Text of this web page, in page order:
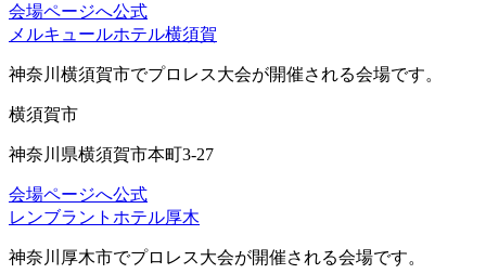
会場ページへ公式
メルキュールホテル横須賀
神奈川横須賀市でプロレス大会が開催される会場です。
横須賀市
神奈川県横須賀市本町3-27
会場ページへ公式
レンブラントホテル厚木
神奈川厚木市でプロレス大会が開催される会場です。